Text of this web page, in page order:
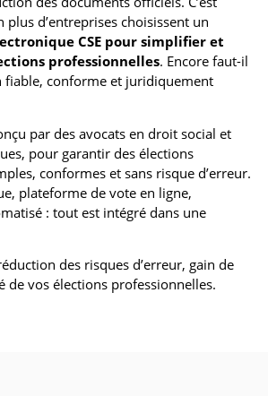
d’entreprises choisissent un
CSE pour simplifier et
professionnelles. Encore faut-il
fiable, conforme et juridiquement
par des avocats en droit social et
pour garantir des élections
conformes et sans risque d’erreur.
plateforme de vote en ligne,
: tout est intégré dans une
des risques d’erreur, gain de
de vos élections professionnelles.